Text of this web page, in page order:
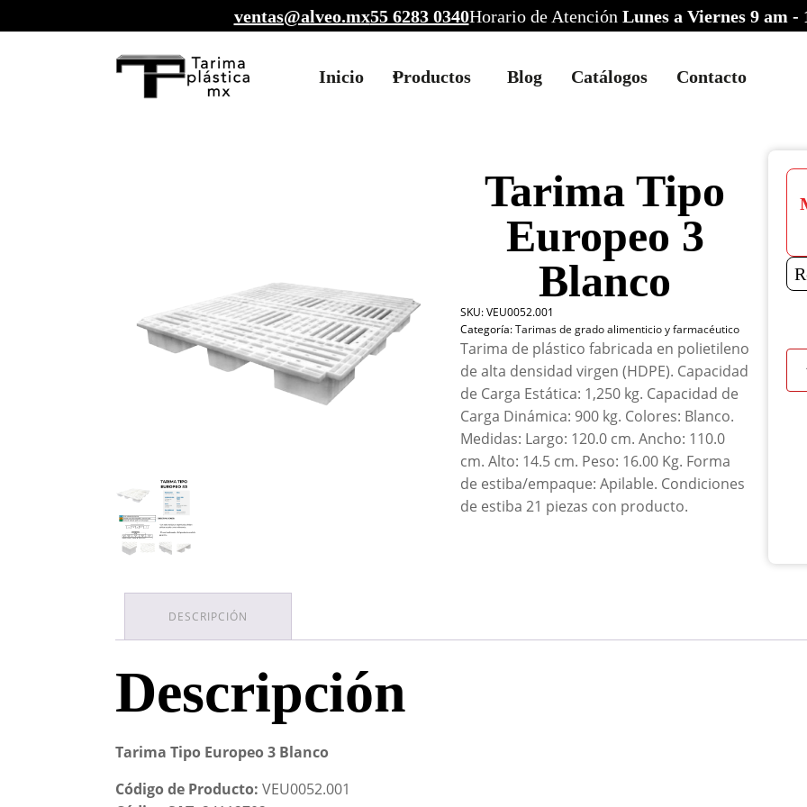
ventas@alveo.mx55 6283 0340Horario de Atención Lunes a Viernes 9 am
Inicio Productos Blog Catálogos Contacto
Tarima Tipo
Europeo 3
Blanco
SKU:VEU0052.001
Categoría:Tarimas de grado alimenticio y farmacéutico
Tarima de plástico fabricada en polietileno
de alta densidad virgen (HDPE). Capacidad
de Carga Estática: 1,250 kg. Capacidad de
Carga Dinámica: 900 kg. Colores: Blanco.
Medidas: Largo: 120.0 cm. Ancho: 110.0
cm. Alto: 14.5 cm. Peso: 16.00 Kg. Forma
de estiba/empaque: Apilable. Condiciones
de estiba 21 piezas con producto.
DESCRIPCIÓN
Descripción
Tarima Tipo Europeo 3 Blanco
Código de Producto: VEU0052.001